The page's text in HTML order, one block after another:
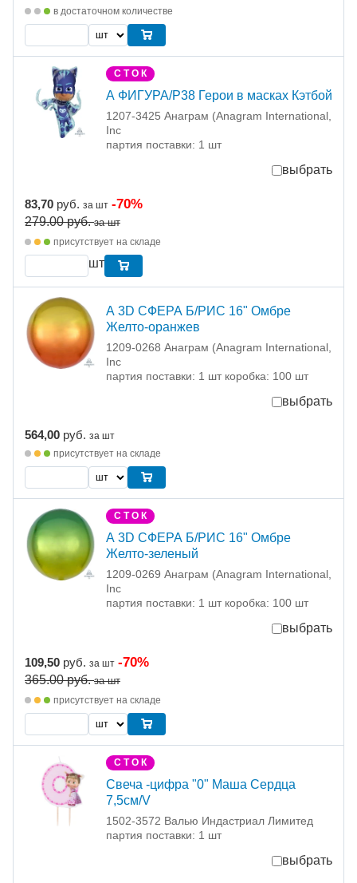
в достаточном количестве
С Т О К
А ФИГУРА/P38 Герои в масках Кэтбой
1207-3425 Анаграм (Anagram International,
Inc
партия поставки: 1 шт
выбрать
83,70 руб. за шт -70%
279.00руб. за шт
присутствует на складе
шт
А 3D СФЕРА Б/РИС 16" Омбре
Желто-оранжев
1209-0268 Анаграм (Anagram International,
Inc
партия поставки: 1 шт коробка: 100 шт
выбрать
564,00 руб. за шт
присутствует на складе
С Т О К
А 3D СФЕРА Б/РИС 16" Омбре
Желто-зеленый
1209-0269 Анаграм (Anagram International,
Inc
партия поставки: 1 шт коробка: 100 шт
выбрать
109,50 руб. за шт -70%
365.00руб. за шт
присутствует на складе
С Т О К
Свеча -цифра "0" Маша Сердца
7,5см/V
1502-3572 Валью Индастриал Лимитед
партия поставки: 1 шт
выбрать